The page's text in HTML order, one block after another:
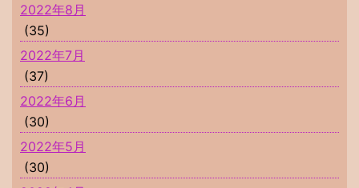
2022年8月
(35)
2022年7月
(37)
2022年6月
(30)
2022年5月
(30)